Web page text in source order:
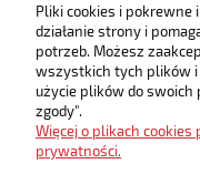
EDUKACJA
Pliki cookies i
działanie strony i
potrzeb. Możesz
wszystkich tych plików i
użycie plików do swoich
zgody".
Więcej o plikach
prywatności.